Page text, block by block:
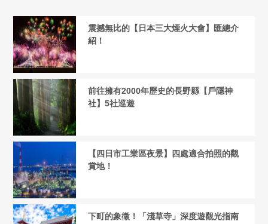
震撼無比的【日本三大煙火大會】匯總介
紹！
前往擁有2000年歷史的長野縣【戶隱神
社】5社巡遊
【四日市工業區夜景】四處適合拍照的觀
賞地！
下町的象徵！「淺草寺」深度遊觀光指南